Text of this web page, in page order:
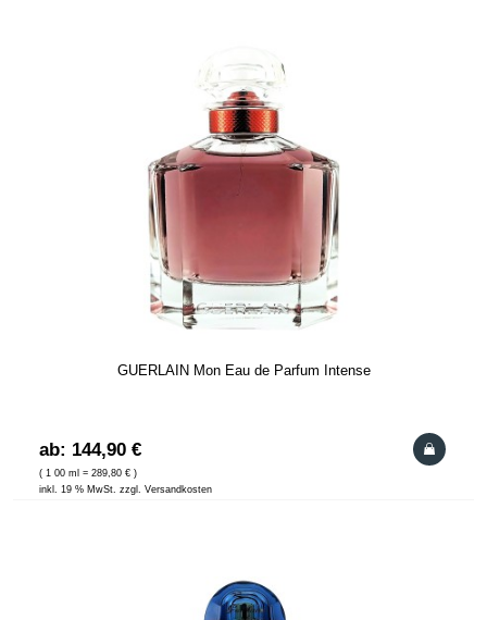
GUERLAIN Mon Eau de Parfum Intense
ab: 144,90 €
( 1 00 ml = 289,80 € )
inkl. 19 % MwSt. zzgl. Versandkosten